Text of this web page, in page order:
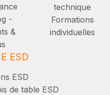
-
&
technique
Formations
individuelles
ESD
ESD
de table ESD